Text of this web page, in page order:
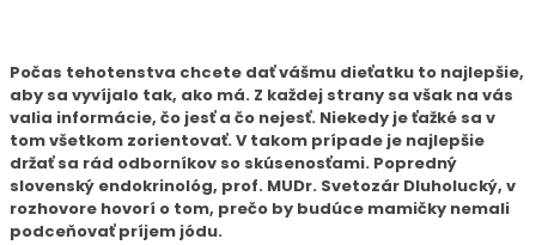
Počas tehotenstva chcete dať vášmu dieťatku to najlepšie,
aby sa vyvíjalo tak, ako má. Z každej strany sa však na vás
valia informácie, čo jesť a čo nejesť. Niekedy je ťažké sa v
tom všetkom zorientovať. V takom prípade je najlepšie
držať sa rád odborníkov so skúsenosťami. Popredný
slovenský endokrinológ, prof. MUDr. Svetozár Dluholucký, v
rozhovore hovorí o tom, prečo by budúce mamičky nemali
podceňovať príjem jódu.